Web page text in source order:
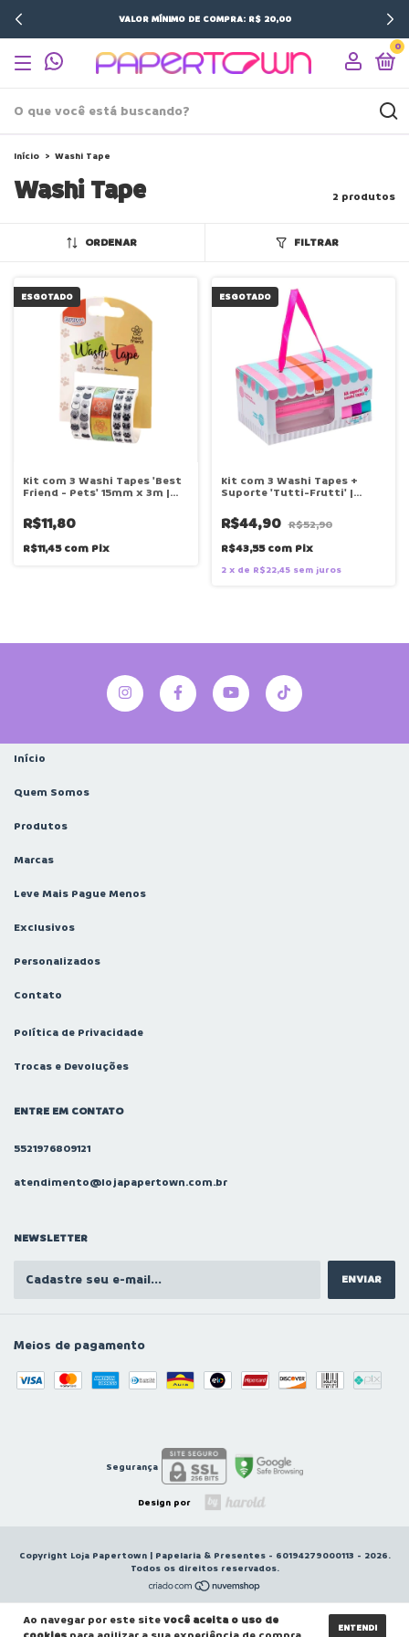
VALOR MÍNIMO DE COMPRA: R$ 20,00
0
Ao navegar por este sitevocê aceita o uso de
ENTENDI
Início > Washi Tape
Washi Tape 2 produtos
ORDENAR FILTRAR
ESGOTADO
Kit com 3 Washi Tapes 'Best
Friend - Pets' 15mm x 3m |
R$11,80
R$11,45com Pix
ESGOTADO
Kit com 3 Washi Tapes +
Suporte 'Tutti-Frutti' |
R$44,90 R$52,90
R$43,55com Pix
2 x de R$22,45 sem juros
Início
Quem Somos
Produtos
Marcas
Leve Mais Pague Menos
Exclusivos
Personalizados
Contato
Política de Privacidade
Trocas e Devoluções
ENTRE EM CONTATO
5521976809121
atendimento@lojapapertown.com.br
NEWSLETTER
Meios de pagamento
Segurança
Design por
Copyright Loja Papertown | Papelaria & Presentes - 60194279000113 - 2026.
Todos os direitos reservados.